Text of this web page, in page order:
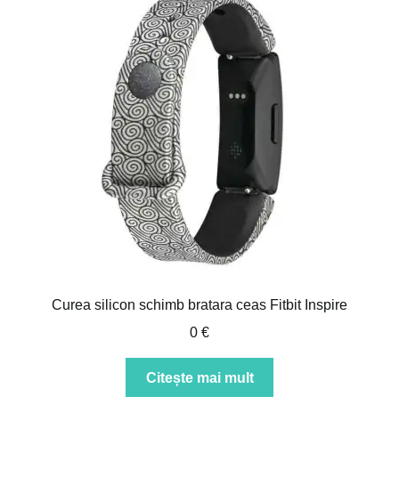
Curea silicon schimb bratara ceas Fitbit Inspire
0 €
Citește mai mult